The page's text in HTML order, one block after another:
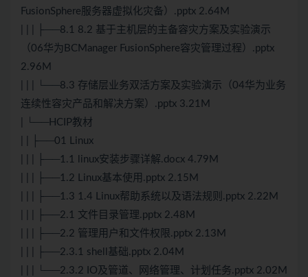
FusionSphere服务器虚拟化灾备）.pptx 2.64M
| | | ├──8.1 8.2 基于主机层的主备容灾方案及实验演示
（06华为BCManager FusionSphere容灾管理过程）.pptx
2.96M
| | | └──8.3 存储层业务双活方案及实验演示（04华为业务
连续性容灾产品和解决方案）.pptx 3.21M
| └──HCIP教材
| | ├──01 Linux
| | | ├──1.1 linux安装步骤详解.docx 4.79M
| | | ├──1.2 Linux基本使用.pptx 2.15M
| | | ├──1.3 1.4 Linux帮助系统以及语法规则.pptx 2.22M
| | | ├──2.1 文件目录管理.pptx 2.48M
| | | ├──2.2 管理用户和文件权限.pptx 2.13M
| | | ├──2.3.1 shell基础.pptx 2.04M
| | | └──2.3.2 IO及管道、网络管理、计划任务.pptx 2.02M